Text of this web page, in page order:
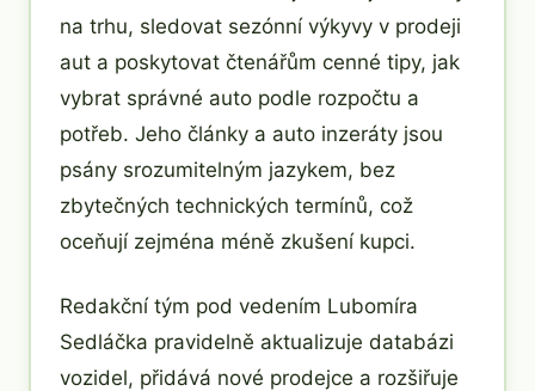
na trhu, sledovat sezónní výkyvy v prodeji
aut a poskytovat čtenářům cenné tipy, jak
vybrat správné auto podle rozpočtu a
potřeb. Jeho články a auto inzeráty jsou
psány srozumitelným jazykem, bez
zbytečných technických termínů, což
oceňují zejména méně zkušení kupci.
Redakční tým pod vedením Lubomíra
Sedláčka pravidelně aktualizuje databázi
vozidel, přidává nové prodejce a rozšiřuje